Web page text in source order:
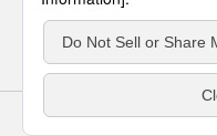
サイトのご利用にあたって